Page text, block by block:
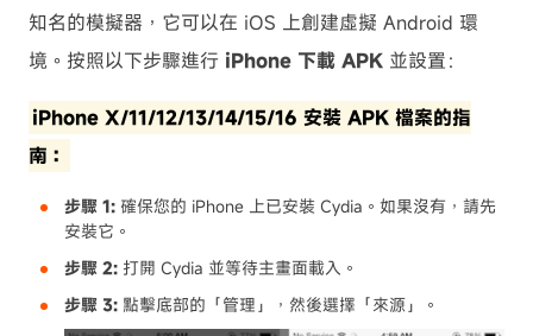
知名的模擬器，它可以在 iOS 上創建虛擬 Android 環
境。按照以下步驟進行 iPhone 下載 APK 並設置：
iPhone X/11/12/13/14/15/16 安裝 APK 檔案的指
南：
步驟 1: 確保您的 iPhone 上已安裝 Cydia。如果沒有，請先
安裝它。
步驟 2: 打開 Cydia 並等待主畫面載入。
步驟 3: 點擊底部的「管理」，然後選擇「來源」。